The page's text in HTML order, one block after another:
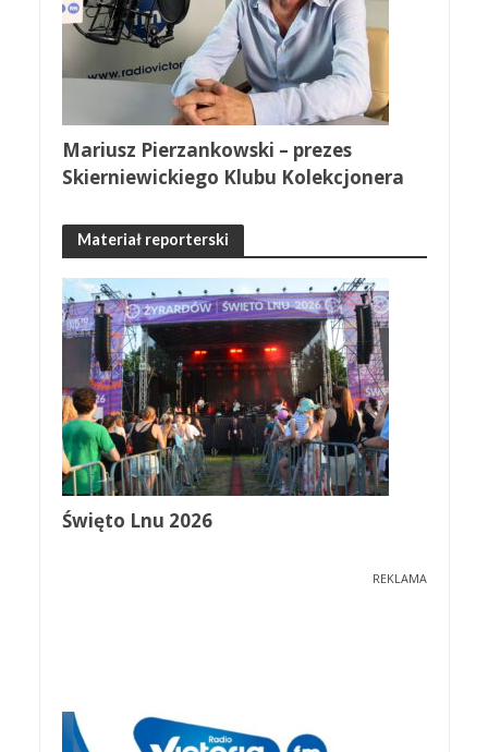
Mariusz Pierzankowski – prezes
Skierniewickiego Klubu Kolekcjonera
Materiał reporterski
Święto Lnu 2026
REKLAMA